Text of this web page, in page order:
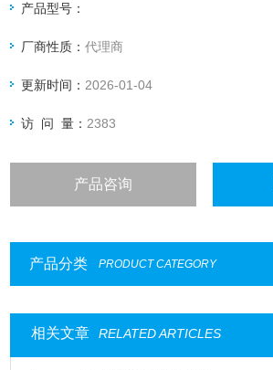
产品型号：
厂商性质：代理商
更新时间： 2026-01-04
访 问 量： 2383
产品咨询
产品分类 PRODUCT CATEGORY
相关文章 RELATED ARTICLES